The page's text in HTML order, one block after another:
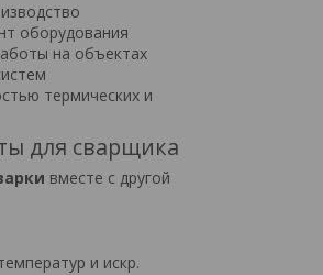
оборудования
на объектах
термических и
для сварщика
вместе с другой
и искр.